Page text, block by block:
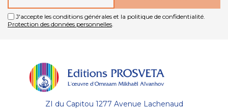
J'accepte les conditions générales et la politique de confidentialité.
Protection des données personnelles.
ZI du Capitou 1277 Avenue Lachenaud